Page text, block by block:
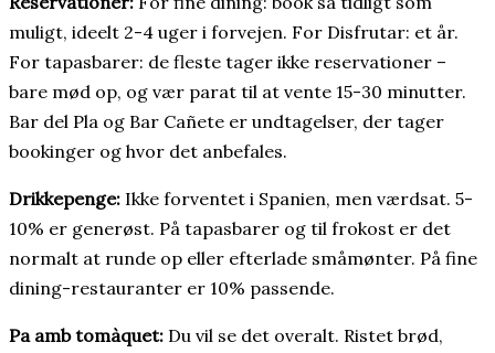
muligt, ideelt 2-4 uger i forvejen. For Disfrutar: et år.
For tapasbarer: de fleste tager ikke reservationer –
bare mød op, og vær parat til at vente 15-30 minutter.
Bar del Pla og Bar Cañete er undtagelser, der tager
bookinger og hvor det anbefales.
Drikkepenge: Ikke forventet i Spanien, men værdsat. 5-
10% er generøst. På tapasbarer og til frokost er det
normalt at runde op eller efterlade småmønter. På fine
dining-restauranter er 10% passende.
Pa amb tomàquet: Du vil se det overalt. Ristet brød,